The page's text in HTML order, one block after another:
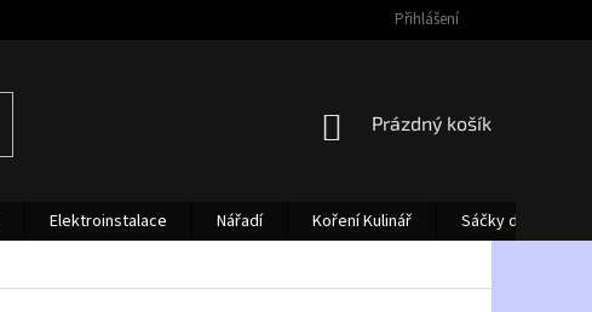
Přihlášení
NÁKUPNÍ
Prázdný košík
Elektroinstalace Nářadí Koření Kulinář
Sáčky do